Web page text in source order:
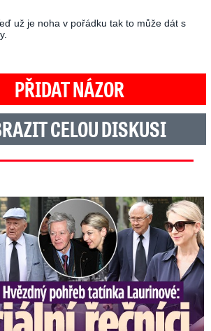
už je noha v pořádku tak to může dát s
PŘIDAT NÁZOR
CELOU DISKUSI
rakví Laurina: Rozbrečeli i dceru